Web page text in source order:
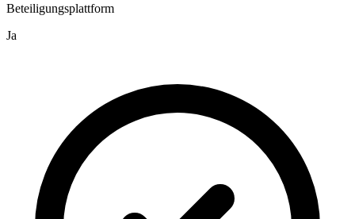
Beteiligungsplattform
Ja